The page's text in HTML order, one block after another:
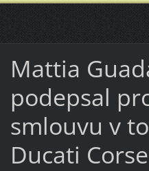
Mattia
podepsal
smlouvu v
Ducati Corse